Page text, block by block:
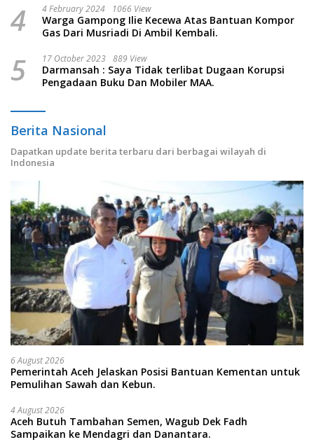
4 4 February 2024 1066 View
Warga Gampong Ilie Kecewa Atas Bantuan Kompor
Gas Dari Musriadi Di Ambil Kembali.
5 17 October 2023 889 View
Darmansah : Saya Tidak terlibat Dugaan Korupsi
Pengadaan Buku Dan Mobiler MAA.
Berita Nasional
Dapatkan update berita terbaru dari berbagai wilayah di
Indonesia
6 August 2026
Pemerintah Aceh Jelaskan Posisi Bantuan Kementan untuk
Pemulihan Sawah dan Kebun.
4 August 2026
Aceh Butuh Tambahan Semen, Wagub Dek Fadh
Sampaikan ke Mendagri dan Danantara.